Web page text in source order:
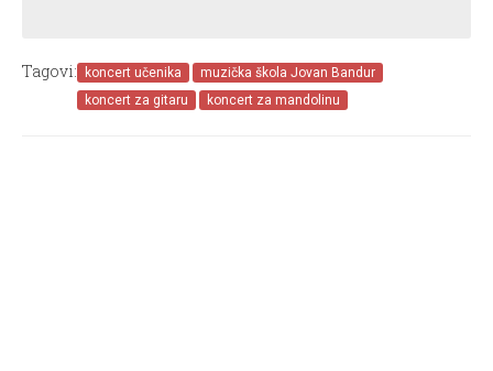
Tagovi: koncert učenika
muzička škola Jovan Bandur
koncert za gitaru
koncert za mandolinu